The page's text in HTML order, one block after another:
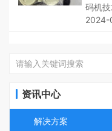
码机
晰度
2024-
资讯中心
解决方案